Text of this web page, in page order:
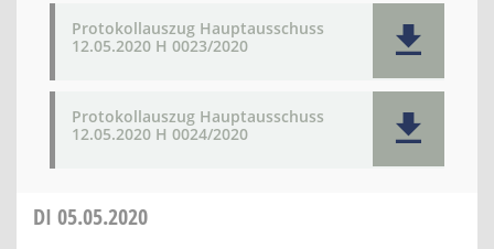
Protokollauszug Hauptausschuss
12.05.2020 H 0023/2020
Protokollauszug Hauptausschuss
12.05.2020 H 0024/2020
DI 05.05.2020